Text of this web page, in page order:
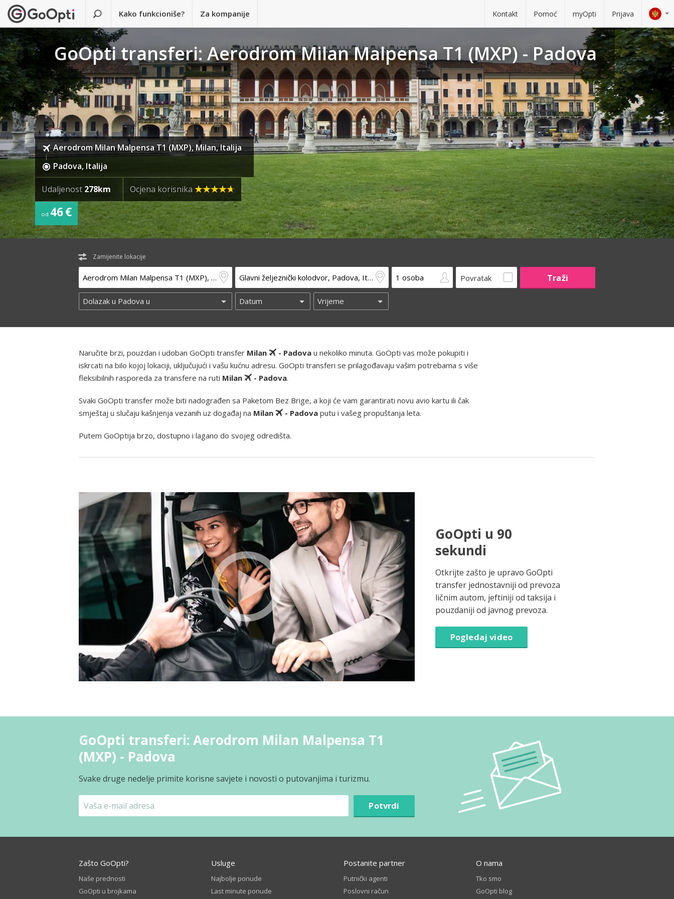
Kako funkcioniše? Za kompanije Kontakt Pomoć myOpti Prijava
GoOpti transferi: Aerodrom Milan Malpensa T1 (MXP) - Padova
Aerodrom Milan Malpensa T1 (MXP), Milan, Italija
Padova, Italija
Udaljenost 278km Ocjena korisnika
od 46 €
Zamijenite lokacije
Povratak
Naručite brzi, pouzdan i udoban GoOpti transfer Milan - Padova u nekoliko minuta. GoOpti vas može pokupiti i
iskrcati na bilo kojoj lokaciji, uključujući i vašu kućnu adresu. GoOpti transferi se prilagođavaju vašim potrebama s više
fleksibilnih rasporeda za transfere na ruti Milan - Padova.
Svaki GoOpti transfer može biti nadograđen sa Paketom Bez Brige, a koji će vam garantirati novu avio kartu ili čak
smještaj u slučaju kašnjenja vezanih uz događaj na Milan - Padova putu i vašeg propuštanja leta.
Putem GoOptija brzo, dostupno i lagano do svojeg odredišta.
GoOpti u 90
sekundi
Otkrijte zašto je upravo GoOpti
transfer jednostavniji od prevoza
ličnim autom, jeftiniji od taksija i
pouzdaniji od javnog prevoza.
Pogledaj video
GoOpti transferi: Aerodrom Milan Malpensa T1
(MXP) - Padova
Svake druge nedelje primite korisne savjete i novosti o putovanjima i turizmu.
Potvrdi
Zašto GoOpti?
Naše prednosti
GoOpti u brojkama
Usluge
Najbolje ponude
Last minute ponude
Postanite partner
Putnički agenti
Poslovni račun
O nama
Tko smo
GoOpti blog